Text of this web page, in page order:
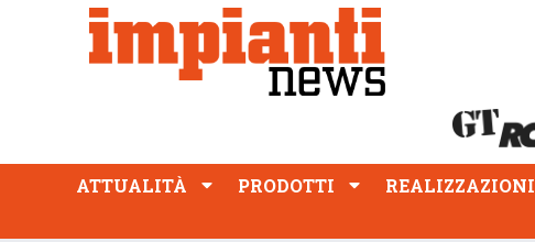
ATTUALITÀ PRODOTTI REALIZZAZIONI
PROFESSIONE
ATTUALITÀ PRODOTTI REALIZZAZIONI